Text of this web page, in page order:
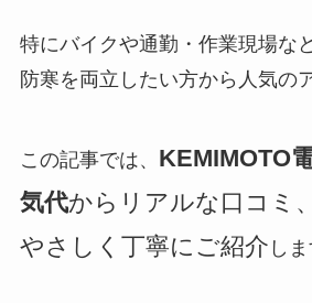
特にバイクや通勤・作業現場な
防寒を両立したい方から人気の
この記事では、 KEMIMOTO
気代からリアルな口コミ
やさしく丁寧にご紹介 し